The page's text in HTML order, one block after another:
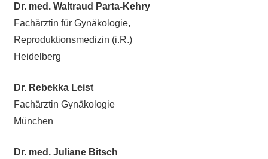
Dr. med. Waltraud Parta-Kehry
Fachärztin für Gynäkologie,
Reproduktionsmedizin (i.R.)
Heidelberg
Dr. Rebekka Leist
Fachärztin Gynäkologie
München
Dr. med. Juliane Bitsch